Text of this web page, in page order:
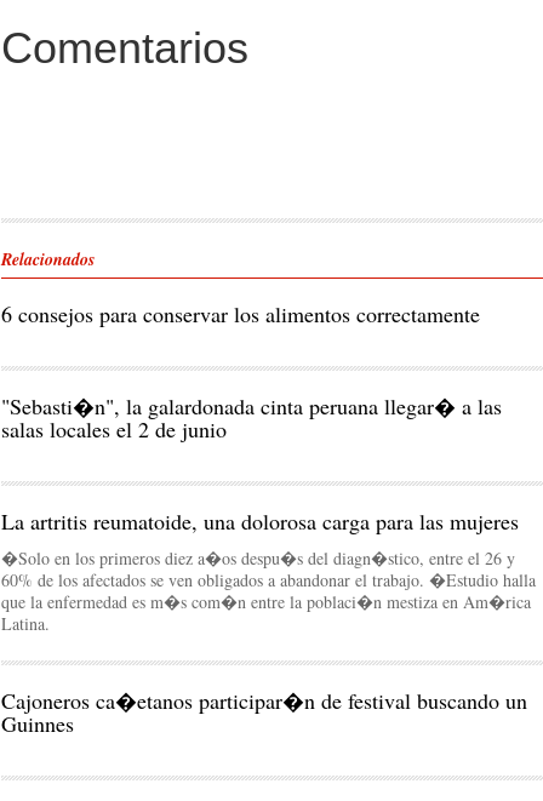
Comentarios
Relacionados
6 consejos para conservar los alimentos correctamente
"Sebasti�n", la galardonada cinta peruana llegar� a las
salas locales el 2 de junio
La artritis reumatoide, una dolorosa carga para las mujeres
�Solo en los primeros diez a�os despu�s del diagn�stico, entre el 26 y
60% de los afectados se ven obligados a abandonar el trabajo. �Estudio halla
que la enfermedad es m�s com�n entre la poblaci�n mestiza en Am�rica
Latina.
Cajoneros ca�etanos participar�n de festival buscando un
Guinnes